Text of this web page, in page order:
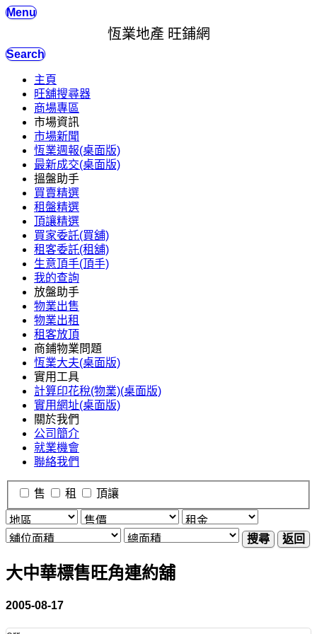
Menu
恆業地產 旺鋪網
Search
主頁
旺舖搜尋器
商場專區
市場資訊
市場新聞
恆業週報(桌面版)
最新成交(桌面版)
搵盤助手
買賣精選
租盤精選
頂讓精選
買家委託(買舖)
租客委託(租舖)
生意頂手(頂手)
我的查詢
放盤助手
物業出售
物業出租
租客放頂
商鋪物業問題
恆業大夫(桌面版)
實用工具
計算印花稅(物業)(桌面版)
實用網址(桌面版)
關於我們
公司簡介
就業機會
聯絡我們
售 租 頂讓
搜尋 返回
大中華標售旺角連約舖
2005-08-17